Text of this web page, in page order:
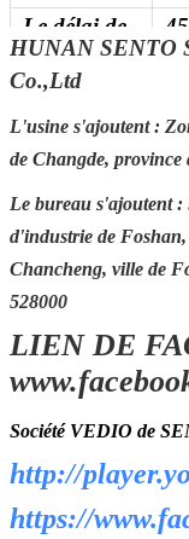
Le délai de
livraison de
délai
d'exécution
Détails de la
livraison
Port FOB
Emballage
HUNAN SENTO
Co.,Ltd
L'usine s'ajoutent :
de Changde,
Le bureau s'ajoutent :
d'industrie de
Chancheng, ville de
528000
LIEN DE
Société VEDIO de
http://
https://